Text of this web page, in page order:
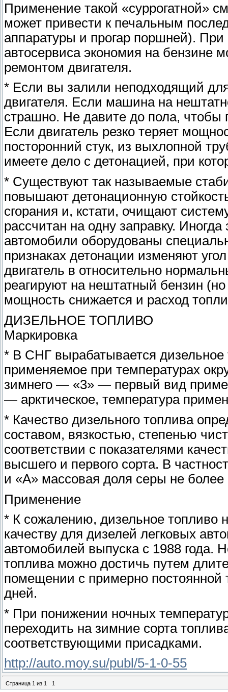
Применение такой «суррогатной»
может привести к печальным
аппаратуры и прогар поршней).
автосервиса экономия на бензине
ремонтом двигателя.
* Если вы залили неподходящий
двигателя. Если машина на
страшно. Не давите до пола, чтобы
Если двигатель резко теряет
посторонний стук, из выхлопной
имеете дело с детонацией, при
* Существуют так называемые
повышают детонационную
сгорания и, кстати, очищают
рассчитан на одну заправку.
автомобили оборудованы
признаках детонации изменяют
двигатель в относительно
реагируют на нештатный бензин
мощность снижается и расход
ДИЗЕЛЬНОЕ ТОПЛИВО
Маркировка
* В СНГ вырабатывается
применяемое при температурах
зимнего — «3» — первый вид
— арктическое, температура
* Качество дизельного топлива
составом, вязкостью, степенью
соответствии с показателями
высшего и первого сорта. В
и «А» массовая доля серы не более
Применение
* К сожалению, дизельное топливо
качеству для дизелей легковых
автомобилей выпуска с 1988 года.
топлива можно достичь путем
помещении с примерно постоянной
дней.
* При понижении ночных
переходить на зимние сорта
соответствующими присадками.
http://auto.moy.su/publ/5-1-0-55
Страница 1 из 1 1